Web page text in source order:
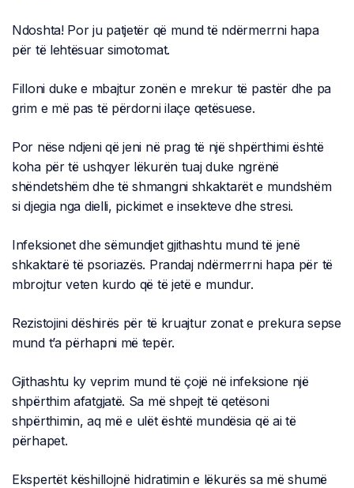
Ndoshta! Por ju patjetër që mund të ndërmerrni hapa
për të lehtësuar simotomat.
Filloni duke e mbajtur zonën e mrekur të pastër dhe pa
grim e më pas të përdorni ilaçe qetësuese.
Por nëse ndjeni që jeni në prag të një shpërthimi është
koha për të ushqyer lëkurën tuaj duke ngrënë
shëndetshëm dhe të shmangni shkaktarët e mundshëm
si djegia nga dielli, pickimet e insekteve dhe stresi.
Infeksionet dhe sëmundjet gjithashtu mund të jenë
shkaktarë të psoriazës. Prandaj ndërmerrni hapa për të
mbrojtur veten kurdo që të jetë e mundur.
Rezistojini dëshirës për të kruajtur zonat e prekura sepse
mund t’a përhapni më tepër.
Gjithashtu ky veprim mund të çojë në infeksione një
shpërthim afatgjatë. Sa më shpejt të qetësoni
shpërthimin, aq më e ulët është mundësia që ai të
përhapet.
Ekspertët këshillojnë hidratimin e lëkurës sa më shumë